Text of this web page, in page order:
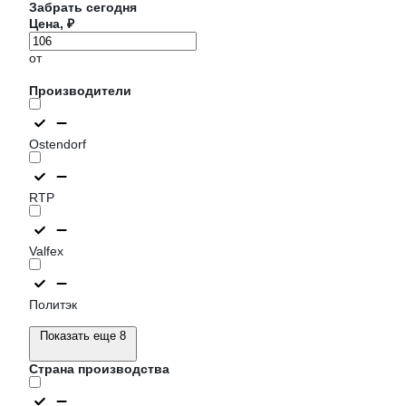
Забрать сегодня
Цена, ₽
от
Производители
Ostendorf
RTP
Valfex
Политэк
Показать еще 8
Страна производства